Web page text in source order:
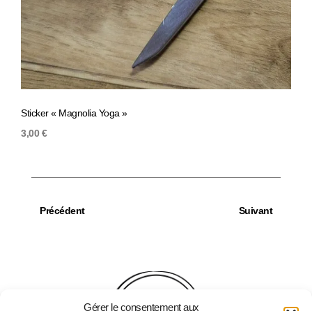
Gérer le consentement aux
Sticker « Magnolia Yoga »
3,00€
Précédent Suivant